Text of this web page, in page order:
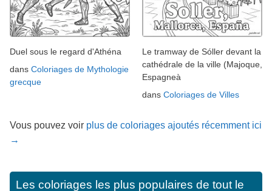
Duel sous le regard d'Athéna
dans Coloriages de Mythologie
grecque
Le tramway de Sóller devant la
cathédrale de la ville (Majoque,
Espagneà
dans Coloriages de Villes
Vous pouvez voir plus de coloriages ajoutés récemment ici
→
Les coloriages les plus populaires de tout le